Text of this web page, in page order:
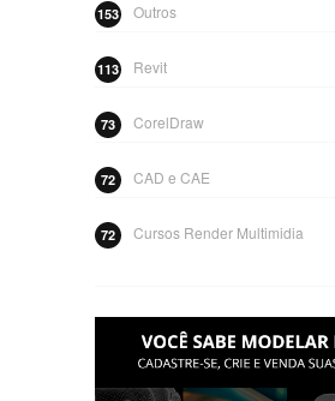
Outros
153
Revit
113
CorelDraw
73
CAD e CAE
72
Cursos Render Multimidia
72